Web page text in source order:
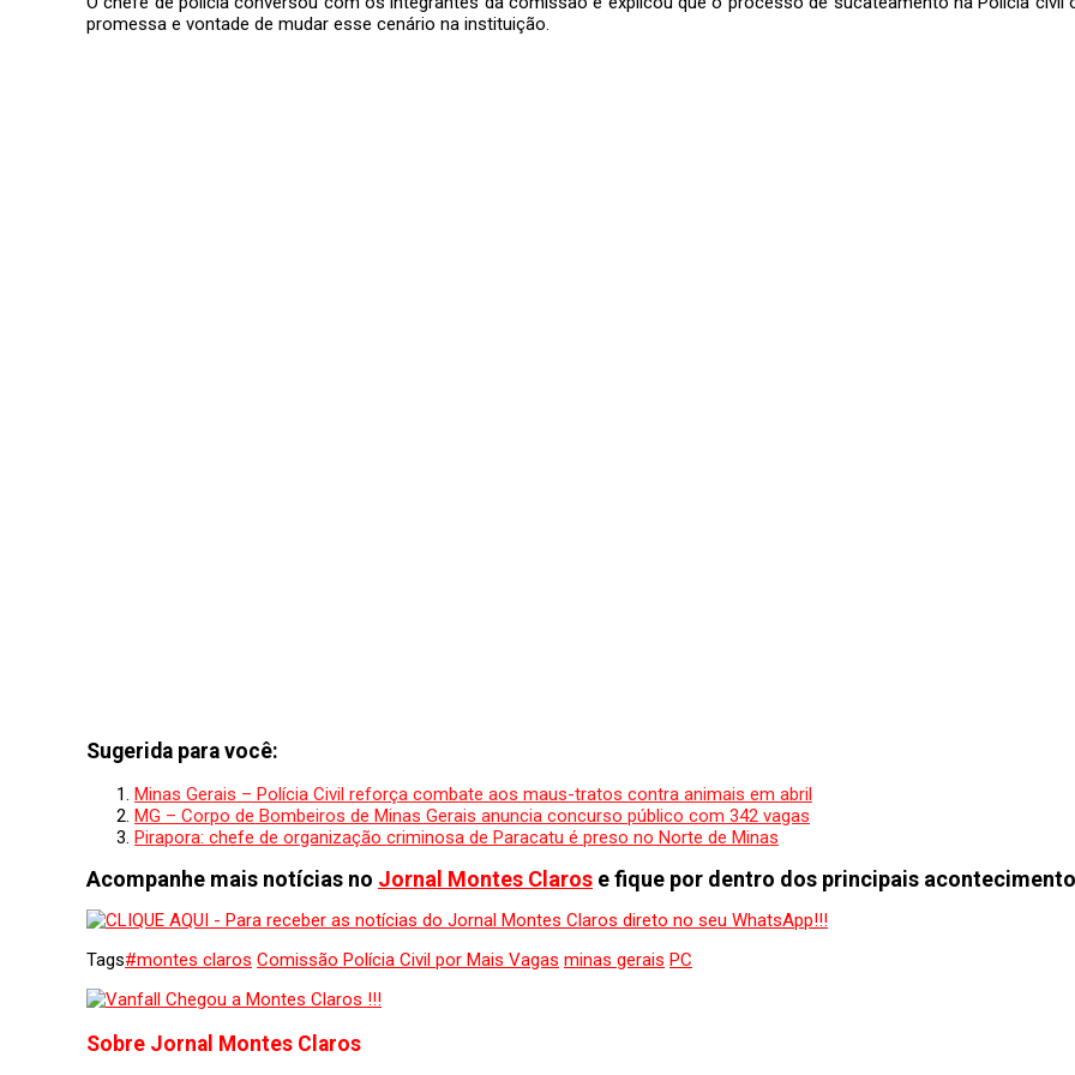
promessa e vontade de mudar esse cenário na instituição.
Sugerida para você:
Minas Gerais – Polícia Civil reforça combate aos maus-tratos contra animais em abril
MG – Corpo de Bombeiros de Minas Gerais anuncia concurso público com 342 vagas
Pirapora: chefe de organização criminosa de Paracatu é preso no Norte de Minas
Acompanhe mais notícias no Jornal Montes Claros e fique por dentro dos principais
Tags#montes claros Comissão Polícia Civil por Mais Vagas minas gerais PC
Sobre Jornal Montes Claros